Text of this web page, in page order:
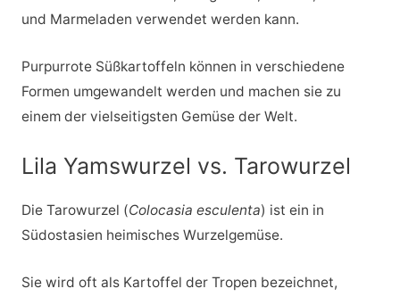
und Marmeladen verwendet werden kann.
Purpurrote Süßkartoffeln können in verschiedene
Formen umgewandelt werden und machen sie zu
einem der vielseitigsten Gemüse der Welt.
Lila Yamswurzel vs. Tarowurzel
Die Tarowurzel (Colocasia esculenta) ist ein in
Südostasien heimisches Wurzelgemüse.
Sie wird oft als Kartoffel der Tropen bezeichnet,